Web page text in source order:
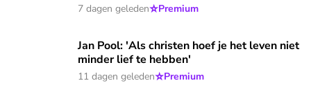
7 dagen geleden⭐Premium
Jan Pool: 'Als christen hoef je het leven niet minder lief te
Jan Pool: 'Als christen hoef je het leven niet
minder lief te hebben'
11 dagen geleden⭐Premium